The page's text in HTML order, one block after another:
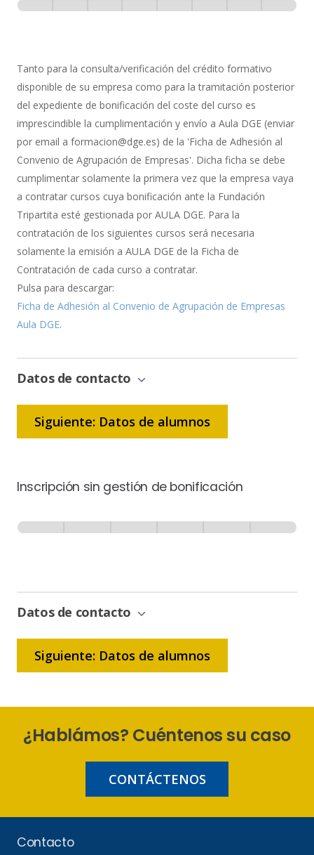
-
de
Bonificación
Tanto para la consulta/verificación del crédito formativo
disponible de su empresa como para la tramitación posterior
del expediente de bonificación del coste del curso es
imprescindible la cumplimentación y envío a Aula DGE (enviar
por email a formacion@dge.es) de la 'Ficha de Adhesión al
Convenio de Agrupación de Empresas'. Dicha ficha se debe
cumplimentar solamente la primera vez que la empresa vaya
a contratar cursos cuya bonificación ante la Fundación
Tripartita esté gestionada por AULA DGE. Para la
contratación de los siguientes cursos será necesaria
solamente la emisión a AULA DGE de la Ficha de
Contratación de cada curso a contratar.
Pulsa para descargar:
Ficha de Adhesión al Convenio de Agrupación de Empresas
Aula DGE.
Datos de contacto
Siguiente: Datos de alumnos
Inscripción sin gestión de bonificación
-
Bonificación
Datos de contacto
Siguiente: Datos de alumnos
¿Hablámos? Cuéntenos su caso
CONTÁCTENOS
Contacto